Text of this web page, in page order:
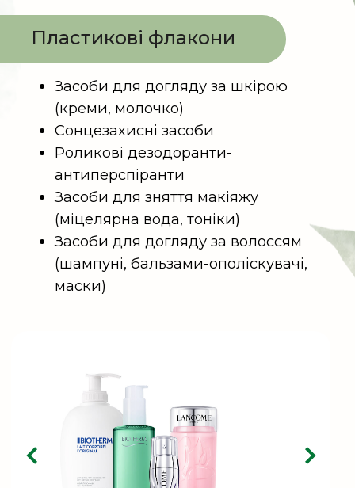
контейнер для побутових відходів
Дивитися відеоінструкцію
Засоби для догляду за обличчям
(креми, сироватки, засоби у
форматі ампул)
Парфуми
Засоби для догляду за волоссям
Скляні флакони